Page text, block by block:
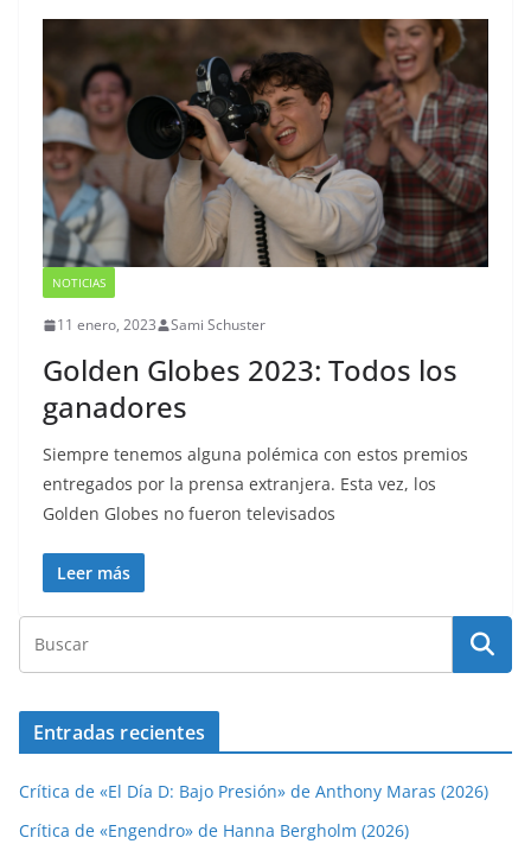
NOTICIAS
11 enero, 2023 Sami Schuster
Golden Globes 2023: Todos los
ganadores
Siempre tenemos alguna polémica con estos premios
entregados por la prensa extranjera. Esta vez, los
Golden Globes no fueron televisados
Leer más
Entradas recientes
Crítica de «El Día D: Bajo Presión» de Anthony Maras (2026)
Crítica de «Engendro» de Hanna Bergholm (2026)